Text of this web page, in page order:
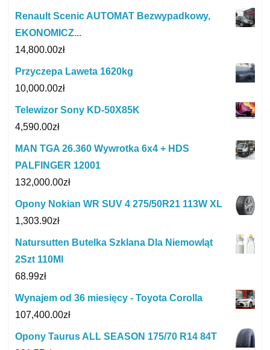
Renault Scenic AUTOMAT Bezwypadkowy,
EKONOMICZ...
14,800.00zł
Przyczepa Laweta 1620kg
10,000.00zł
Telewizor Sony KD-50X85K
4,590.00zł
MAN TGA 26.360 Wywrotka 6x4 + HDS
PALFINGER 12001
132,000.00zł
Opony Nokian WR SUV 4 275/50R21 113W XL
1,303.90zł
Natursutten Butelka Szklana Dla Niemowląt
2Szt 110Ml
68.99zł
Wynajem od 36 miesięcy - Toyota Corolla
107,400.00zł
Opony Taurus ALL SEASON 175/70 R14 84T